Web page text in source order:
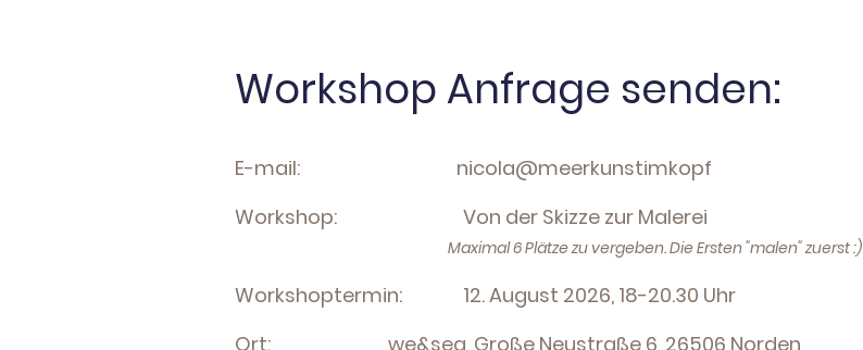
Workshop Anfrage senden:
E-mail: nicola@meerkunstimkopf
Workshop: Von der Skizze zur Malerei
Maximal 6 Plätze zu vergeben. Die Ersten "malen" zuerst :)
Workshoptermin: 12. August 2026, 18-20.30 Uhr
Ort: we&sea, Große Neustraße 6, 26506 Norden